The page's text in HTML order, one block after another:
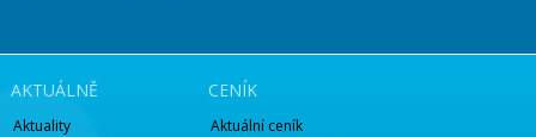
AKTUÁLNĚ
Aktuality
CENÍK
Aktuální ceník